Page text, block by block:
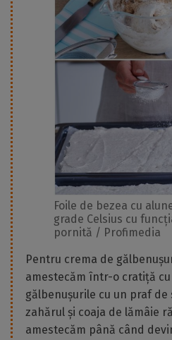
Foile de bezea cu
grade Celsius cu
pornită / Profimedia
Pentru crema de
amestecăm într-o cratiță
gălbenușurile cu un praf de
zahărul și coaja de lămâie
amestecăm până când